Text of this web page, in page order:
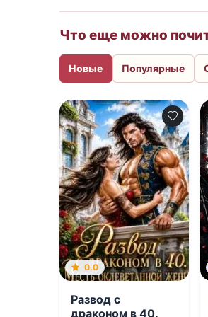
Что еще можно
Новые Популярные
0.0
Развод с
драконом в 40.